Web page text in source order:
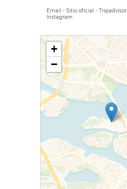
Email - Sitio oficial - Tripadvisor
Instagram
+
−